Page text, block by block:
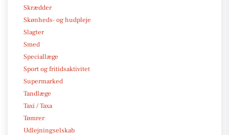
Skrædder
Skønheds- og hudpleje
Slagter
Smed
Speciallæge
Sport og fritidsaktivitet
Supermarked
Tandlæge
Taxi / Taxa
Tømrer
Udlejningselskab